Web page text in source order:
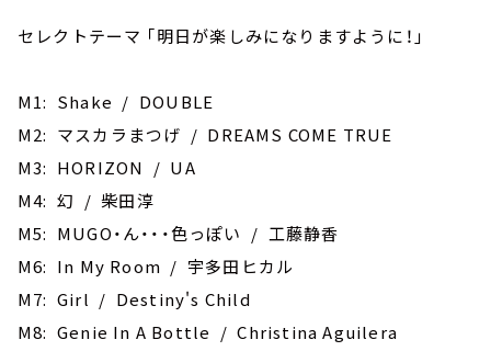
セレクトテーマ ｢明日が楽しみになりますように！｣
M1: Shake / DOUBLE
M2: マスカラまつげ / DREAMS COME TRUE
M3: HORIZON / UA
M4: 幻 / 柴田淳
M5: MUGO・ん・・・色っぽい / 工藤静香
M6: In My Room / 宇多田ヒカル
M7: Girl / Destiny's Child
M8: Genie In A Bottle / Christina Aguilera